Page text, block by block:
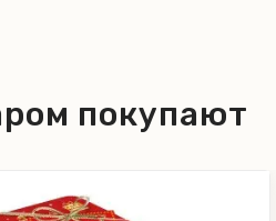
покупают